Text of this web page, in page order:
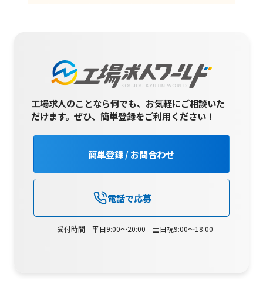
工場求人のことなら何でも、お気軽にご相談いた
だけます。ぜひ、簡単登録をご利用ください！
簡単登録 / お問合わせ
電話で応募
受付時間 平日9:00～20:00 土日祝9:00～18:00